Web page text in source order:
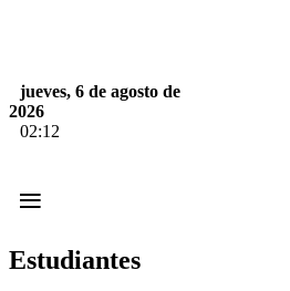
jueves, 6 de agosto de
2026
02:12
≡
Estudiantes